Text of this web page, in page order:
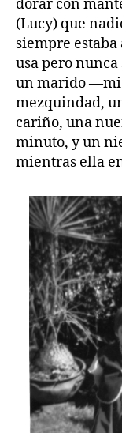
dorar con
(Lucy) que
siempre
usa pero
un marido —mi
mezquindad,
cariño, una
minuto, y un
mientras ella